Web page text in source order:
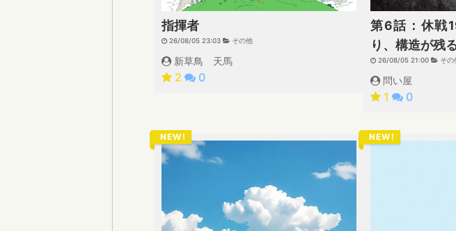
指揮者
26/08/05 23:03 その他
新草鳥 天馬
2 0
第6話：休戦
り、構造が残
26/08/05 21:00 その
問い屋
1 0
NEW! NEW!